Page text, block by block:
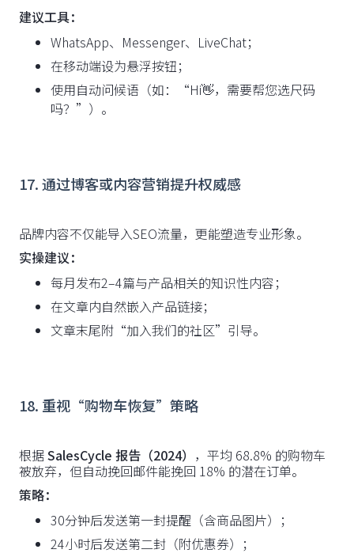
建议工具：
WhatsApp、Messenger、LiveChat；
在移动端设为悬浮按钮；
使用自动问候语（如：“Hi👋，需要帮您选尺码
吗？”）。
17. 通过博客或内容营销提升权威感
品牌内容不仅能导入SEO流量，更能塑造专业形象。
实操建议：
每月发布2–4篇与产品相关的知识性内容；
在文章内自然嵌入产品链接；
文章末尾附“加入我们的社区”引导。
18. 重视“购物车恢复”策略
根据SalesCycle 报告（2024） ，平均 68.8% 的购物车
被放弃，但自动挽回邮件能挽回 18% 的潜在订单。
策略：
30分钟后发送第一封提醒（含商品图片）；
24小时后发送第二封（附优惠券）；